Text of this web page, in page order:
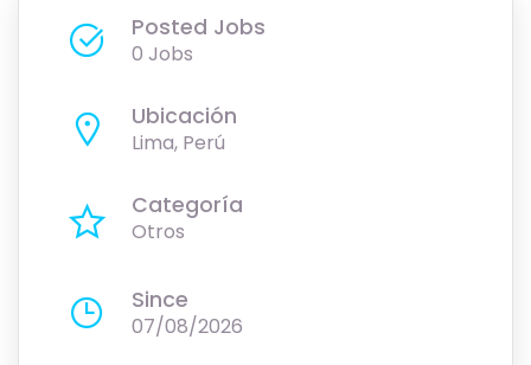
Posted Jobs
0 Jobs
Ubicación
Lima, Perú
Categoría
Otros
Since
07/08/2026